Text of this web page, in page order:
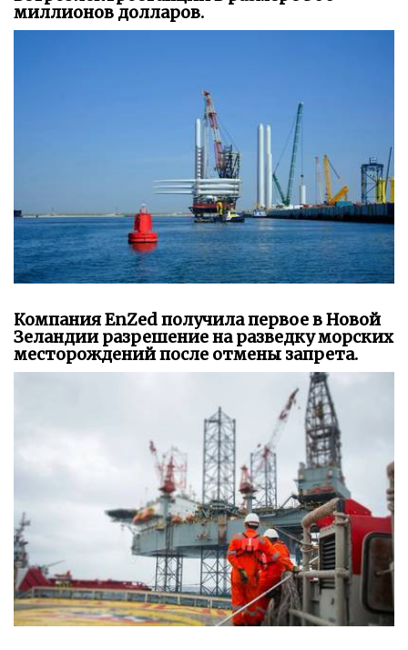
миллионов долларов.
Компания EnZed получила первое в Новой
Зеландии разрешение на разведку морских
месторождений после отмены запрета.